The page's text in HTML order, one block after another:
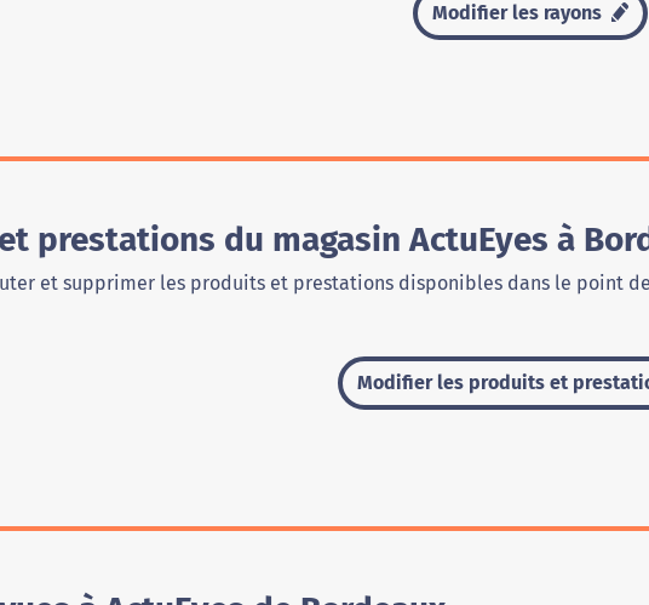
Modifier les rayons
prestations du magasin ActuEyes à
et supprimer les produits et prestations disponibles dans le point
Modifier les produits et